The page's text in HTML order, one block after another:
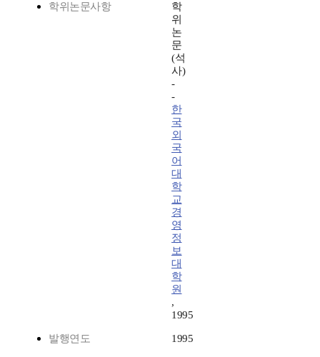
학위논문사항
학
위
논
문
(석
사)
-
-
한
국
외
국
어
대
학
교
경
영
정
보
대
학
원
,
1995
발행연도 1995